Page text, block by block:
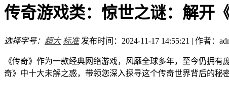
传奇游戏类：惊世之谜：解开
选择字号： 超大 标准 发布时间：2024-11-17 14:55:21 | 作者：
《传奇》作为一款经典网络游戏，风靡全球多年，至今仍拥
奇》中十大未解之惑，带领您深入探寻这个传奇世界背后的秘密